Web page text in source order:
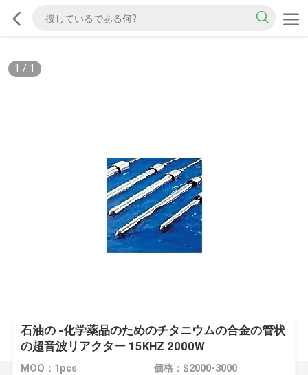
1 / 1
石油の -化学薬品のためのチタニウムの合金の管状
の超音波リアクター 15KHZ 2000W
MOQ：1pcs 価格：$2000-3000